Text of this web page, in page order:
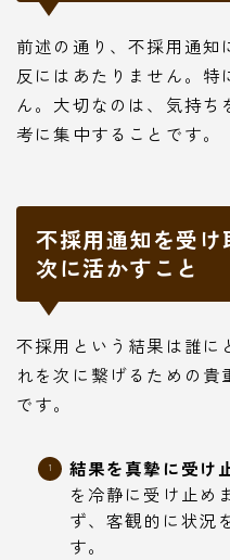
前述の通り、不採用通
反にはあたりません。
ん。大切なのは、気持
考に集中することです。
不採用通知を受け
次に活かすこと
不採用という結果は誰に
れを次に繋げるための
です。
結果を真摯に受け
を冷静に受け止め
ず、客観的に状況
す。